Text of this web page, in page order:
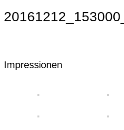
Impressionen